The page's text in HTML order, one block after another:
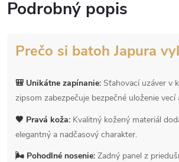
Podrobný popis
Prečo si batoh Japura
🎒 Unikátne zapínanie: Sťahovací uzáver v
zipsom zabezpečuje bezpečné uloženie
🖤 Pravá koža: Kvalitný kožený materiál
elegantný a nadčasový charakter.
🌬 Pohodlné nosenie: Zadný panel z